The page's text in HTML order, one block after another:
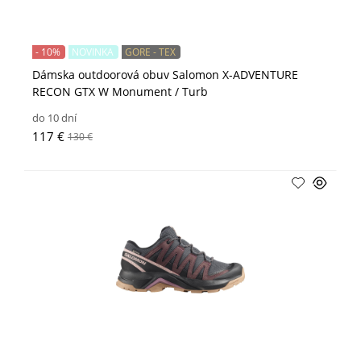
Dámska outdoorová obuv Salomon X-ADVENTURE
RECON GTX W Monument / Turb
- 10% NOVINKA GORE - TEX
do 10 dní
117 € 130 €